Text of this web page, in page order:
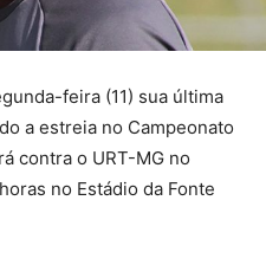
feira (11) sua última
a estreia no Campeonato
contra o URT-MG no
no Estádio da Fonte